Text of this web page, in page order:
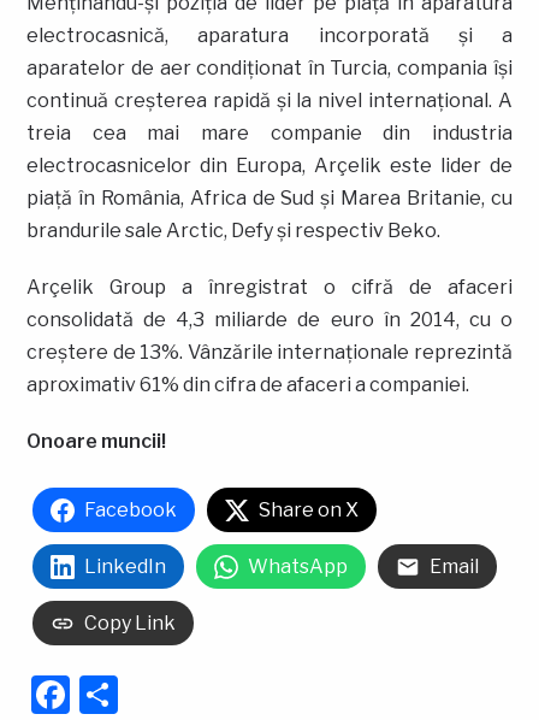
electrocasnică, aparatura incorporată și a
aparatelor de aer condiţionat în Turcia, compania îşi
continuă creşterea rapidă şi la nivel internaţional. A
treia cea mai mare companie din industria
electrocasnicelor din Europa, Arçelik este lider de
piață în România, Africa de Sud şi Marea Britanie, cu
brandurile sale Arctic, Defy și respectiv Beko.
Arçelik Group a înregistrat o cifră de afaceri
consolidată de 4,3 miliarde de euro în 2014, cu o
creștere de 13%. Vânzările internaţionale reprezintă
aproximativ 61% din cifra de afaceri a companiei.
Onoare muncii!
Facebook Share on X
LinkedIn WhatsApp Email
Copy Link
Facebook